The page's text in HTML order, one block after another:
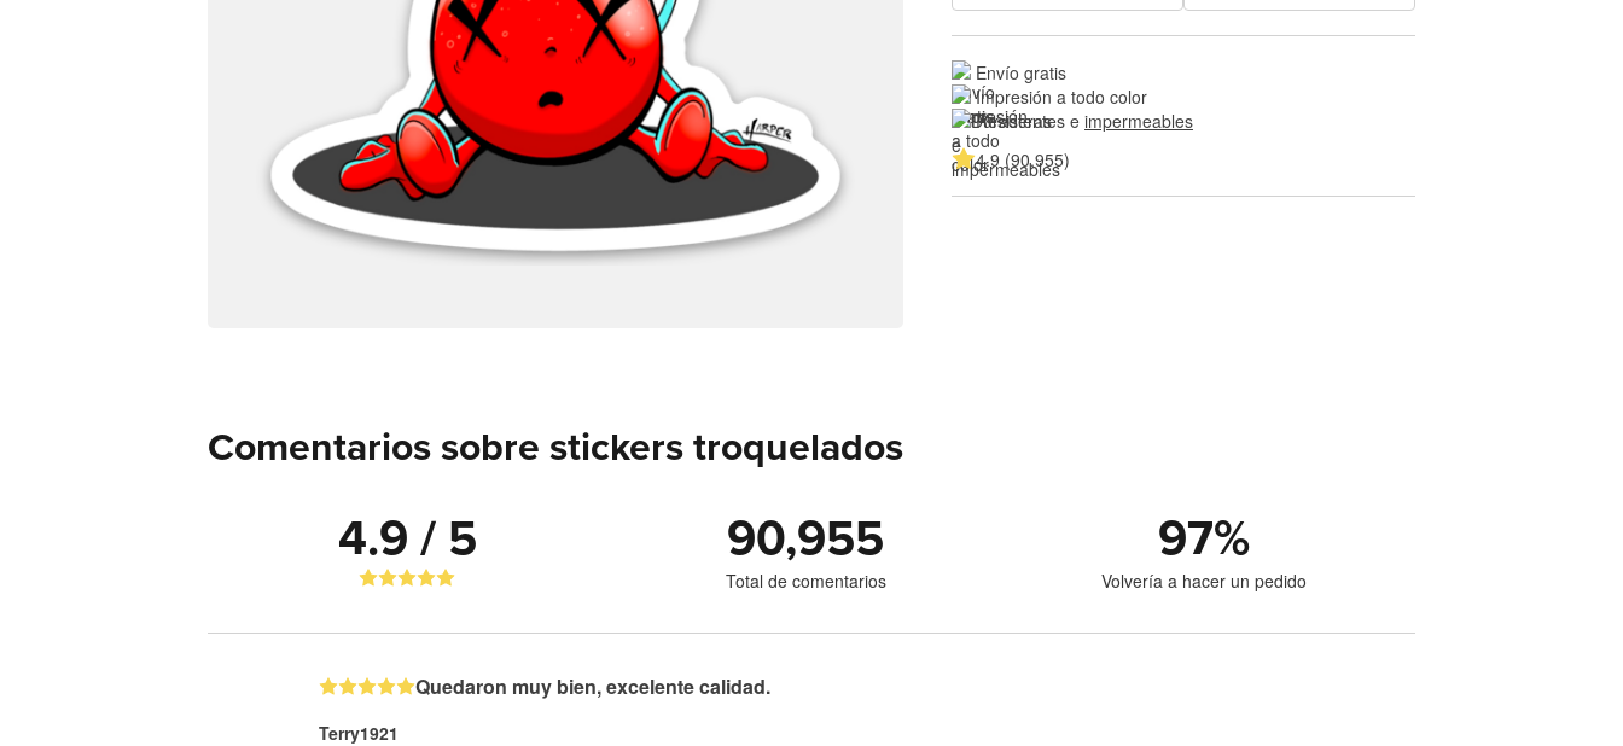
Envío gratis
Impresión a todo color
Resistentes e impermeables
4.9 (90,955)
Comentarios sobre stickers troquelados
4.9 / 5 90,955
Total de comentarios
97%
Volvería a hacer un pedido
Quedaron muy bien, excelente calidad.
Terry1921